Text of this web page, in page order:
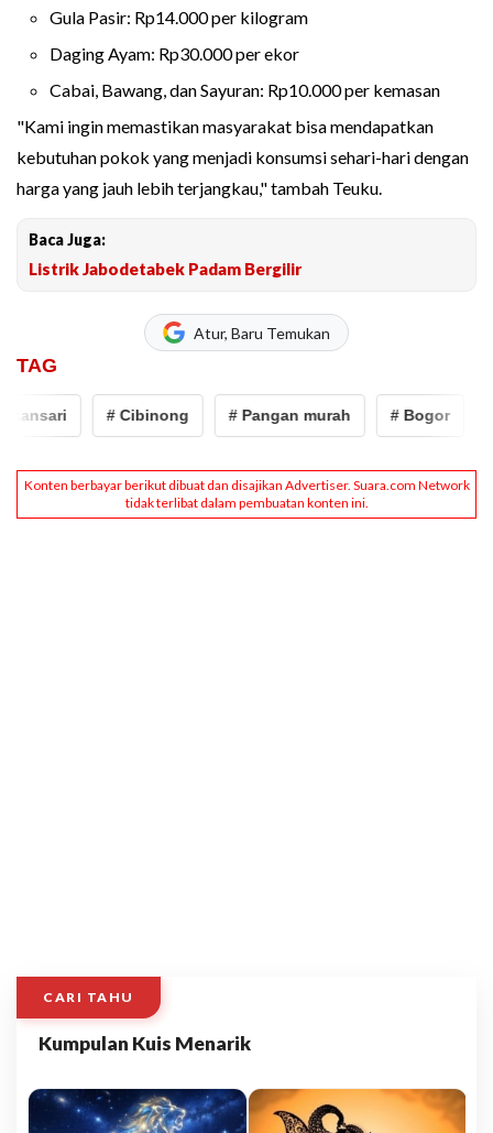
Gula Pasir: Rp14.000 per kilogram
Daging Ayam: Rp30.000 per ekor
Cabai, Bawang, dan Sayuran: Rp10.000 per kemasan
"Kami ingin memastikan masyarakat bisa mendapatkan
kebutuhan pokok yang menjadi konsumsi sehari-hari dengan
harga yang jauh lebih terjangkau," tambah Teuku.
Baca Juga:
Listrik Jabodetabek Padam Bergilir
Atur, Baru Temukan
TAG
# Cibinong # Pangan murah # Bogor
CARI TAHU
Kumpulan Kuis Menarik